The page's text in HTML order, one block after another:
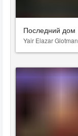
Последний дом
Yair Elazar Glotman